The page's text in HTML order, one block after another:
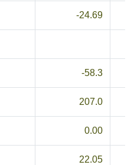
-24.69
-58.3
207.0
0.00
22.05